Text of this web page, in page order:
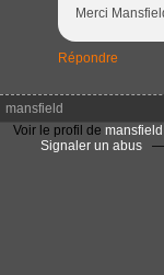
Merci Mansfield
Répondre
mansfield
Voir le profil de mansfield
Signaler un abus